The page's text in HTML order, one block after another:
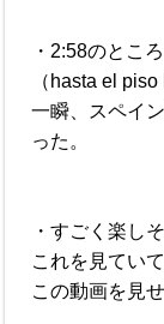
・2:58のとこ
（hasta el
一瞬、スペイ
った。
・すごく楽し
これを見てい
この動画を見